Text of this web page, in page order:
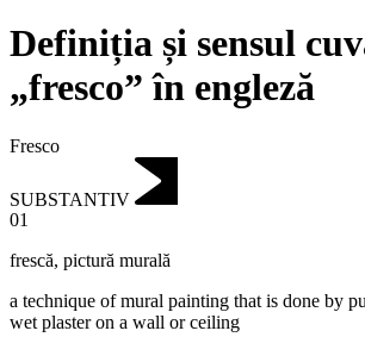
Definiția și sensul
„fresco” în engleză
Fresco
SUBSTANTIV
01
frescă, pictură murală
a technique of mural painting that is done by
wet plaster on a wall or ceiling